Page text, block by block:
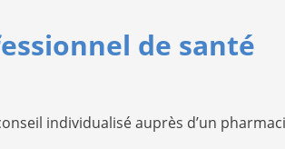
de santé
individualisé auprès d’un